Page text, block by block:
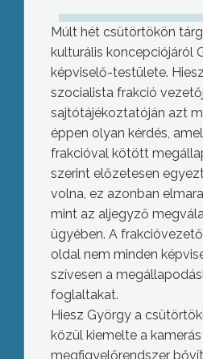
Múlt hét csütörtökön
kulturális koncepciójáról
képviselő-testülete.
szocialista frakció
sajtótájékoztatóján azt
éppen olyan kérdés,
frakcióval kötött
szerint előzetesen
volna, ez azonban
mint az aljegyző
ügyében. A
oldal nem minden
szívesen a
foglaltakat.
Hiesz György a
közül kiemelte a kamerás
megfigyelőrendszer